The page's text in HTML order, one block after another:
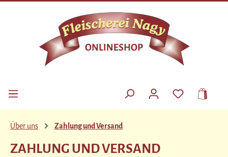
Zum Hauptinhalt springen
DU HAST 0
Über uns Zahlung und Versand
ZAHLUNG UND VERSAND